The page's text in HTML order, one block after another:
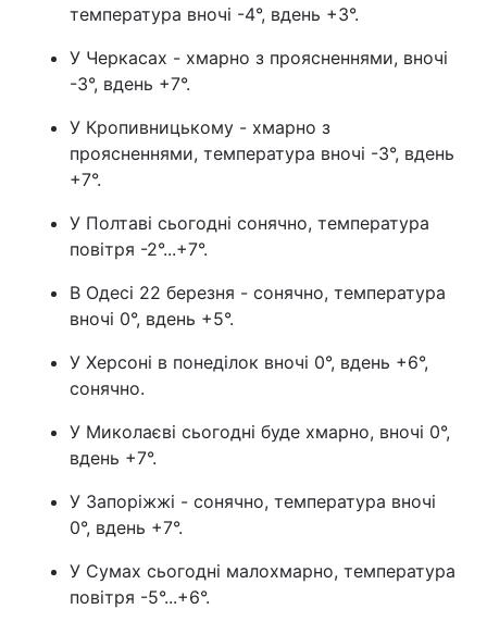
температура вночі -4°, вдень +3°.
У Черкасах - хмарно з проясненнями, вночі
-3°, вдень +7°.
У Кропивницькому - хмарно з
проясненнями, температура вночі -3°, вдень
+7°.
У Полтаві сьогодні сонячно, температура
повітря -2°...+7°.
В Одесі 22 березня - сонячно, температура
вночі 0°, вдень +5°.
У Херсоні в понеділок вночі 0°, вдень +6°,
сонячно.
У Миколаєві сьогодні буде хмарно, вночі 0°,
вдень +7°.
У Запоріжжі - сонячно, температура вночі
0°, вдень +7°.
У Сумах сьогодні малохмарно, температура
повітря -5°...+6°.